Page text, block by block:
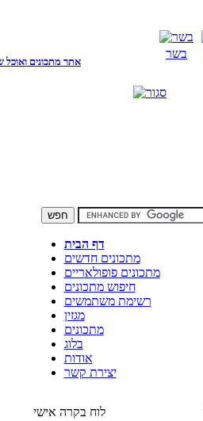
אתר מתכונים ואוכל
בשר
דף הבית
מתכונים חדשים
מתכונים פופולאריים
חיפוש מתכונים
רשימת משתמשים
מגזין
מתכונים
בלוג
אודות
יצירת קשר
לוח בקרה אישי